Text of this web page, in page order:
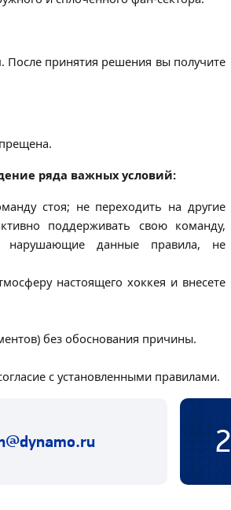
После принятия решения вы получите
ряда важных условий:
стоя; не переходить на другие
поддерживать свою команду,
нарушающие данные правила, не
настоящего хоккея и внесете
без обоснования причины.
с установленными правилами.
2